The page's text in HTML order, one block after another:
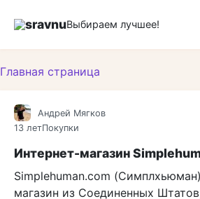
sravnuВыбираем лучшее!
Главная страница
Андрей Мягков
13 летПокупки
Интернет-магазин
Simplehuman.com
магазин из Соединенных